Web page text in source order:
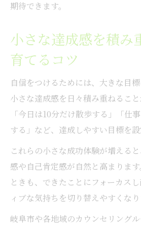
期待できます。
小さな達成感を積み
育てるコツ
自信をつけるためには、大きな目標
小さな達成感を日々積み重ねるこ
「今日は10分だけ散歩する」「仕
する」など、達成しやすい目標を設
これらの小さな成功体験が増える
感や自己肯定感が自然と高まりま
ときも、できたことにフォーカス
ィブな気持ちを切り替えやすくなり
岐阜市や各地域のカウンセリング